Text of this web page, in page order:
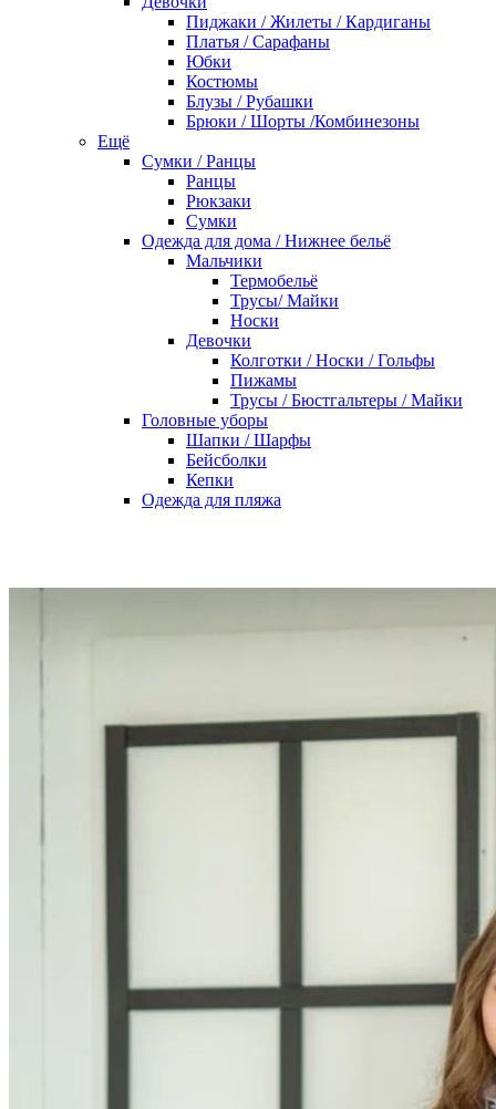
Пиджаки / Жилеты / Кардиганы
Платья / Сарафаны
Юбки
Костюмы
Блузы / Рубашки
Брюки / Шорты /Комбинезоны
Ещё
Сумки / Ранцы
Ранцы
Рюкзаки
Сумки
Одежда для дома / Нижнее бельё
Мальчики
Термобельё
Трусы/ Майки
Носки
Девочки
Колготки / Носки / Гольфы
Пижамы
Трусы / Бюстгальтеры / Майки
Головные уборы
Шапки / Шарфы
Бейсболки
Кепки
Одежда для пляжа